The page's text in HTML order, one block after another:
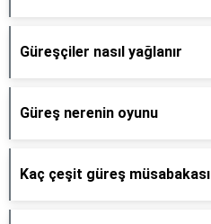
Güreşçiler nasıl yağlanır
Güreş nerenin oyunu
Kaç çeşit güreş müsabakası